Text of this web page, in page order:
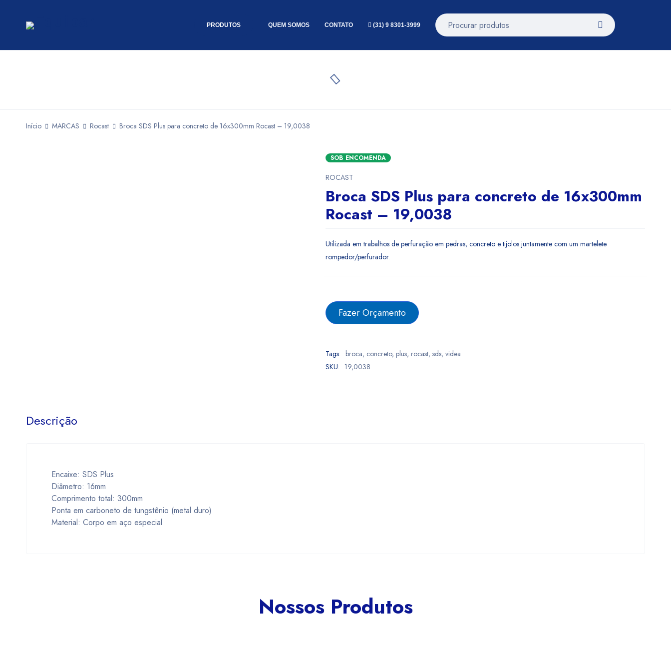
PRODUTOS QUEM SOMOS CONTATO (31) 9 8301-3999
Início MARCAS Rocast Broca SDS Plus para concreto de 16x300mm Rocast – 19,0038
SOB ENCOMENDA
ROCAST
Broca SDS Plus para concreto de 16x300mm
Rocast – 19,0038
Utilizada em trabalhos de perfuração em pedras, concreto e tijolos juntamente com um martelete
rompedor/perfurador.
Fazer Orçamento
Tags: broca, concreto,plus,rocast,sds,videa
SKU: 19,0038
Descrição
Encaixe: SDS Plus
Diâmetro: 16mm
Comprimento total: 300mm
Ponta em carboneto de tungstênio (metal duro)
Material: Corpo em aço especial
Nossos Produtos